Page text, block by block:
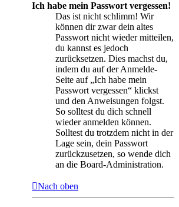
Ich habe mein Passwort vergessen!
Das ist nicht schlimm! Wir
können dir zwar dein altes
Passwort nicht wieder mitteilen,
du kannst es jedoch
zurücksetzen. Dies machst du,
indem du auf der Anmelde-
Seite auf „Ich habe mein
Passwort vergessen“ klickst
und den Anweisungen folgst.
So solltest du dich schnell
wieder anmelden können.
Solltest du trotzdem nicht in der
Lage sein, dein Passwort
zurückzusetzen, so wende dich
an die Board-Administration.
Nach oben